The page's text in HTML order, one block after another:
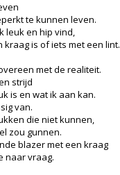
te kunnen leven.
leuk en hip vind,
kraag is of iets met een lint.
met de realiteit.
strijd
is en wat ik aan kan.
van.
die niet kunnen,
zou gunnen.
blazer met een kraag
naar vraag.